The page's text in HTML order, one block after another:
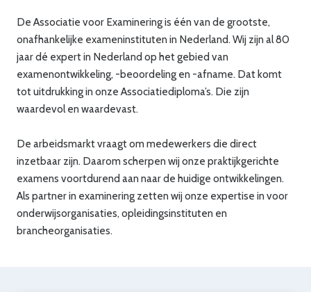
De Associatie voor Examinering is één van de grootste,
onafhankelijke exameninstituten in Nederland. Wij zijn al 80
jaar dé expert in Nederland op het gebied van
examenontwikkeling, -beoordeling en -afname. Dat komt
tot uitdrukking in onze Associatiediploma’s. Die zijn
waardevol en waardevast.
De arbeidsmarkt vraagt om medewerkers die direct
inzetbaar zijn. Daarom scherpen wij onze praktijkgerichte
examens voortdurend aan naar de huidige ontwikkelingen.
Als partner in examinering zetten wij onze expertise in voor
onderwijsorganisaties, opleidingsinstituten en
brancheorganisaties.